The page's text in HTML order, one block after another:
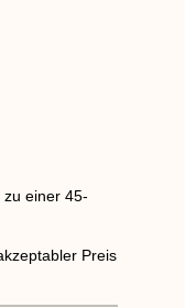
einer 45-
Preis